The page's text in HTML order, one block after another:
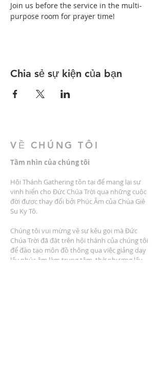
Join us before the service in the multi-
purpose room for prayer time!
Chia sẻ sự kiện của bạn
VỀ CHÚNG TÔI
Tầm nhìn của chúng tôi
Hội Thánh Gathering tồn tại để mang lại sự
vinh hiển cho Đức Chúa Trời qua những cuộc
đời được thay đổi bởi Phúc Âm của Chúa Giê
Su Ky Tô.
Chúng tôi vui mừng về sự kêu gọi mà Đức
Chúa Trời đã đặt trên hội thánh của chúng tôi
để đào tạo môn đồ thông qua việc giảng dạy
lấy phúc âm làm trung tâm, thờ phượng lấy